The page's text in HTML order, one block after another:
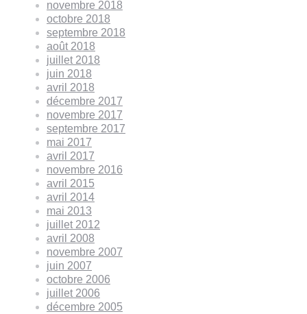
novembre 2018
octobre 2018
septembre 2018
août 2018
juillet 2018
juin 2018
avril 2018
décembre 2017
novembre 2017
septembre 2017
mai 2017
avril 2017
novembre 2016
avril 2015
avril 2014
mai 2013
juillet 2012
avril 2008
novembre 2007
juin 2007
octobre 2006
juillet 2006
décembre 2005